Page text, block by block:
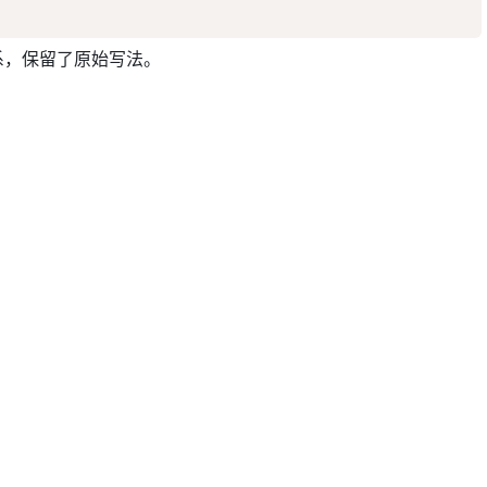
保留了原始写法。